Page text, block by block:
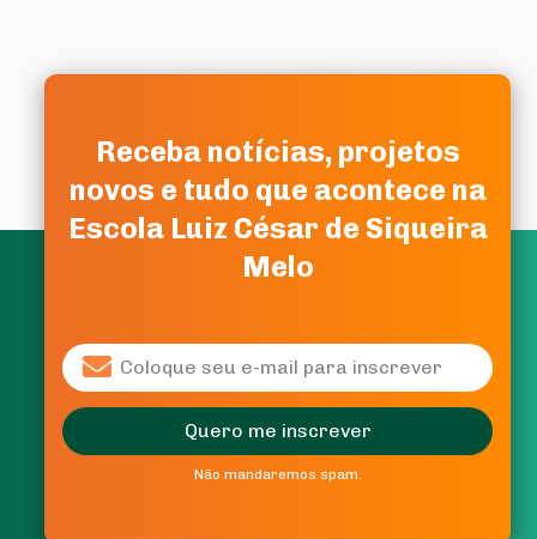
Receba notícias, projetos
novos e tudo que acontece na
Escola Luiz César de Siqueira
Melo
Quero me inscrever
Não mandaremos spam.
Receba notícias, projetos
novos e tudo que acontece na
Escola Luiz César de Siqueira
Melo
Quero me inscrever
Não mandaremos spam.